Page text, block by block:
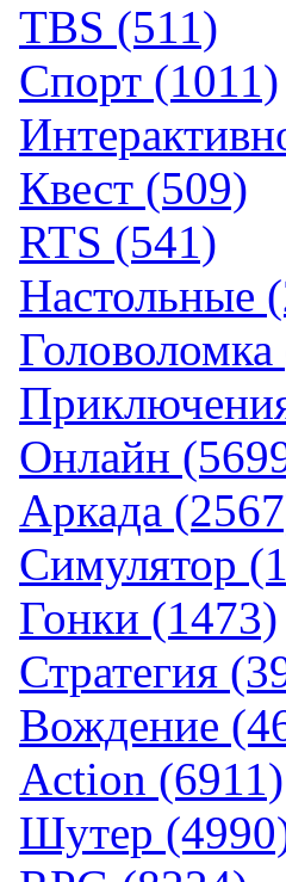
TBS (511)
Спорт (1011)
Квест (509)
RTS (541)
Настольные
Онлайн
Аркада
Симулятор
Гонки (1473)
Стратегия
Вождение
Action (6911)
Шутер